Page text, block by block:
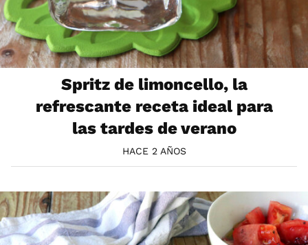
Spritz de limoncello, la
refrescante receta ideal para
las tardes de verano
HACE 2 AÑOS